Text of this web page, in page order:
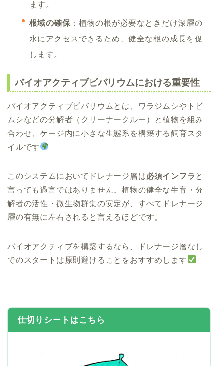
ます。
根域の確保 ：植物の根が必要なときだけ深層の
水にアクセスできるため、健全な根の成長を促
します。
バイオアクティブビバリウムにおける重要性
バイオアクティブビバリウムとは、ワラジムシやトビ
ムシなどの分解者（クリーナークルー）と植物を組み
合わせ、ケージ内に小さな生態系を構築する飼育スタ
イルです
このシステムにおいてドレナージ層は必須インフラ と
言っても過言ではありません。植物の健全な生育・分
解者の活性・微生物群集の安定が、すべてドレナージ
層の有無に左右されると言えるほどです。
バイオアクティブを構築するなら、ドレナージ層なし
でのスタートは原則避けることをおすすめします
仕切りシートはこちら